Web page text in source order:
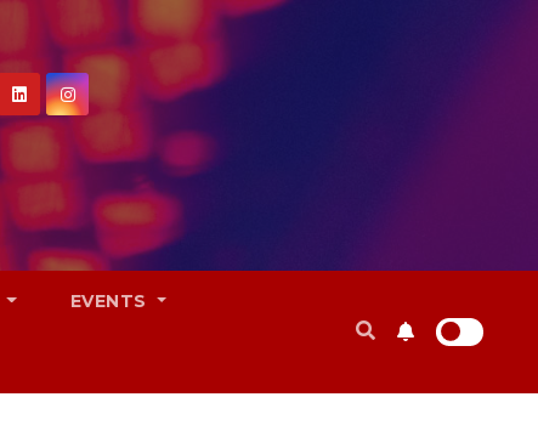
EVENTS